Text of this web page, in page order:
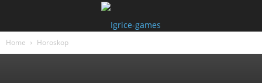
Home Horoskop